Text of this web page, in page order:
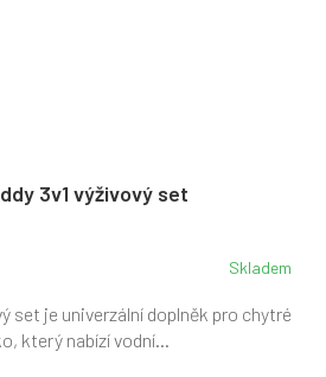
3v1 výživový set
Skladem
set je univerzální doplněk pro chytré
který nabízí vodní...